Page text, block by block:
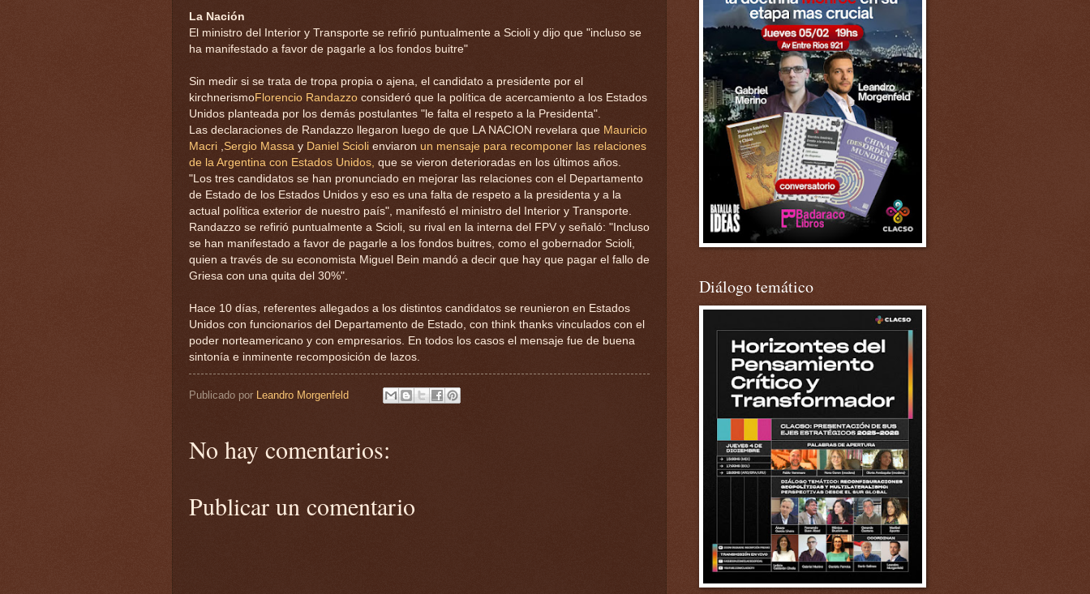
La Nación
El ministro del Interior y Transporte se refirió puntualmente a Scioli y dijo que "incluso se
ha manifestado a favor de pagarle a los fondos buitre"
Sin medir si se trata de tropa propia o ajena, el candidato a presidente por el
kirchnerismoFlorencio Randazzo consideró que la política de acercamiento a los Estados
Unidos planteada por los demás postulantes "le falta el respeto a la Presidenta".
Las declaraciones de Randazzo llegaron luego de que LA NACION revelara que Mauricio
Macri Sergio Massa y Daniel Scioli enviaron un mensaje para recomponer las relaciones
de la Argentina con Estados Unidos, que se vieron deterioradas en los últimos años.
"Los tres candidatos se han pronunciado en mejorar las relaciones con el Departamento
de Estado de los Estados Unidos y eso es una falta de respeto a la presidenta y a la
actual política exterior de nuestro país", manifestó el ministro del Interior y Transporte.
Randazzo se refirió puntualmente a Scioli, su rival en la interna del FPV y señaló: "Incluso
se han manifestado a favor de pagarle a los fondos buitres, como el gobernador Scioli,
quien a través de su economista Miguel Bein mandó a decir que hay que pagar el fallo de
Griesa con una quita del 30%".
Hace 10 días, referentes allegados a los distintos candidatos se reunieron en Estados
Unidos con funcionarios del Departamento de Estado, con think thanks vinculados con el
poder norteamericano y con empresarios. En todos los casos el mensaje fue de buena
sintonía e inminente recomposición de lazos.
Publicado por Leandro Morgenfeld
No hay comentarios:
Publicar un comentario
Diálogo temático